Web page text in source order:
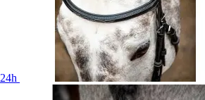
24h